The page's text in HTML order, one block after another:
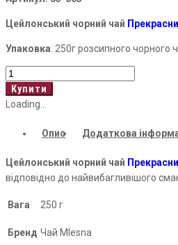
₴482.00.₴479.00.
Цейлонський чорний чай
Упаковка: 250г розсипного чорного
Fine
Ceylone
Tea
Купити
Loading...
Опис Додаткова
Цейлонський чорний чай
відповідно до найвибагливішого
Вага 250 г
Бренд Чай Mlesna